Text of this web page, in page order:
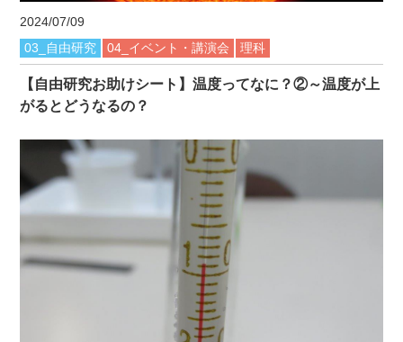
2024/07/09
03_自由研究
04_イベント・講演会 理科
【自由研究お助けシート】温度ってなに？②～温度が上
がるとどうなるの？